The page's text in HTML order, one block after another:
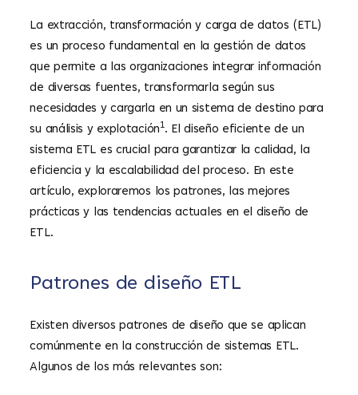
La extracción, transformación y carga de datos (ETL)
es un proceso fundamental en la gestión de datos
que permite a las organizaciones integrar información
de diversas fuentes, transformarla según sus
necesidades y cargarla en un sistema de destino para
su análisis y explotación1. El diseño eficiente de un
sistema ETL es crucial para garantizar la calidad, la
eficiencia y la escalabilidad del proceso. En este
artículo, exploraremos los patrones, las mejores
prácticas y las tendencias actuales en el diseño de
ETL.
Patrones de diseño ETL
Existen diversos patrones de diseño que se aplican
comúnmente en la construcción de sistemas ETL.
Algunos de los más relevantes son: